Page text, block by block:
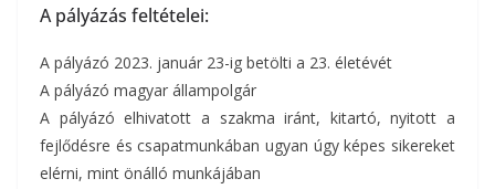
A pályázás feltételei:
A pályázó 2023. január 23-ig betölti a 23. életévét
A pályázó magyar állampolgár
A pályázó elhivatott a szakma iránt, kitartó, nyitott a
fejlődésre és csapatmunkában ugyan úgy képes sikereket
elérni, mint önálló munkájában